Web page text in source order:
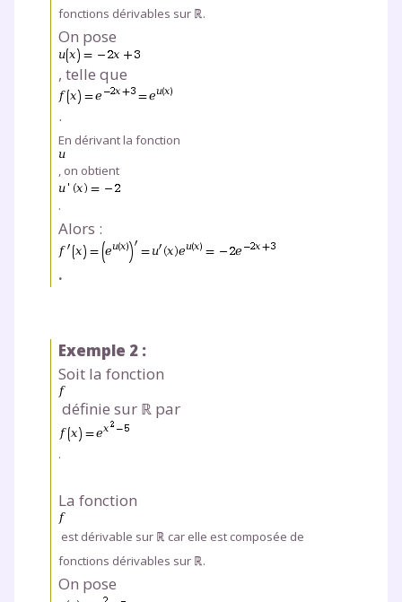
fonctions dérivables sur ℝ.
On pose
, telle que
.
En dérivant la fonction
, on obtient
.
Alors :
.
Exemple 2 :
Soit la fonction
définie sur ℝ par
.
La fonction
est dérivable sur ℝ car elle est composée de
fonctions dérivables sur ℝ.
On pose